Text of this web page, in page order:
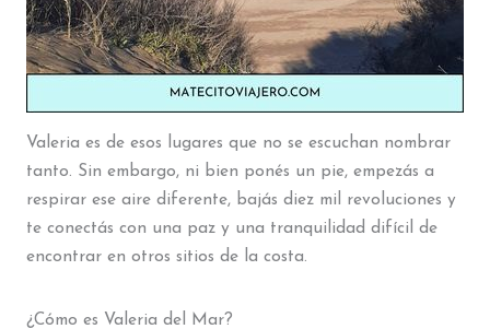
Valeria es de esos lugares que no se escuchan nombrar
tanto. Sin embargo, ni bien ponés un pie, empezás a
respirar ese aire diferente, bajás diez mil revoluciones y
te conectás con una paz y una tranquilidad difícil de
encontrar en otros sitios de la costa.
¿Cómo es Valeria del Mar?